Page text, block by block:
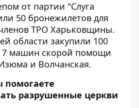
от партии "Слуга
50 бронежилетов для
ТРО Харьковщины.
области закупили 100
7 машин скорой помощи
и Волчанская.
помогаете
разрушенные церкви